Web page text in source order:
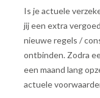
Is je actuele
jij een extra
nieuwe regels /
ontbinden. Zodra
een maand lang
actuele